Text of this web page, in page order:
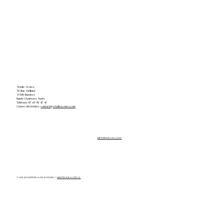
Studio Scores
18 Rue Vieillard
33300 Burdeos
Barrio Chartrons Norte
Teléfono: 07 69 98 47 47
Correo electrónico:contact@studioscores.com
MENTIONS LEGALES
© 2024 PARTITURAS DE ESTUDIO |DISEÑO DE CAPITAL